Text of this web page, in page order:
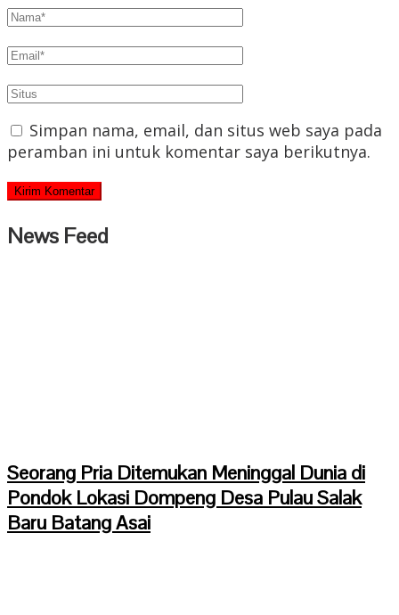
Simpan nama, email, dan situs web saya pada
peramban ini untuk komentar saya berikutnya.
News Feed
Seorang Pria Ditemukan Meninggal Dunia di
Pondok Lokasi Dompeng Desa Pulau Salak
Baru Batang Asai